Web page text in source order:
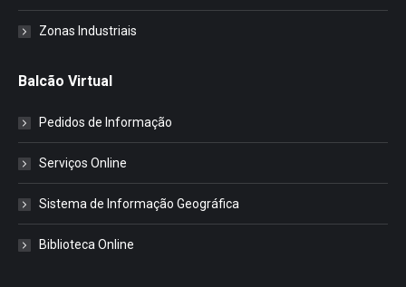
Zonas Industriais
Balcão Virtual
Pedidos de Informação
Serviços Online
Sistema de Informação Geográfica
Biblioteca Online